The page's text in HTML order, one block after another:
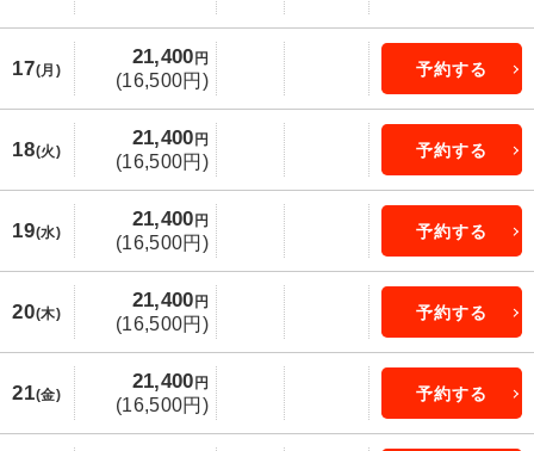
17(月)
21,400 円
(16,500円)
予約する
18(火)
21,400 円
(16,500円)
予約する
19(水)
21,400 円
(16,500円)
予約する
20(木)
21,400 円
(16,500円)
予約する
21(金)
21,400 円
(16,500円)
予約する